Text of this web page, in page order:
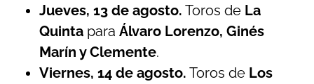
Jueves, 13 de agosto. Toros de La
Quinta para Álvaro Lorenzo, Ginés
Marín y Clemente.
Viernes, 14 de agosto. Toros de Los